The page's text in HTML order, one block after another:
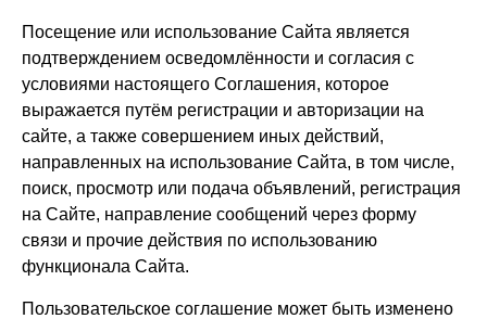
Посещение или использование Сайта является
подтверждением осведомлённости и согласия с
условиями настоящего Соглашения, которое
выражается путём регистрации и авторизации на
сайте, а также совершением иных действий,
направленных на использование Сайта, в том числе,
поиск, просмотр или подача объявлений, регистрация
на Сайте, направление сообщений через форму
связи и прочие действия по использованию
функционала Сайта.
Пользовательское соглашение может быть изменено